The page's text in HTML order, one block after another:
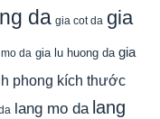
da gia cot da gia
da gia lu huong da gia
phong kích thước
lang mo da lang